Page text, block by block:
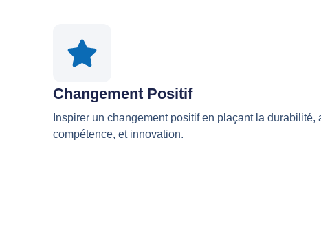
Changement Positif
Inspirer un changement positif en plaçant la durabilité,
compétence, et innovation.